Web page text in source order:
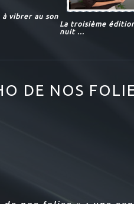
à vibrer au son
La troisième
nuit ...
DE NOS